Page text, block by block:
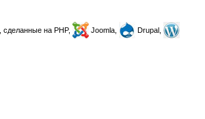
, сделанные на PHP, Joomla,
Drupal,